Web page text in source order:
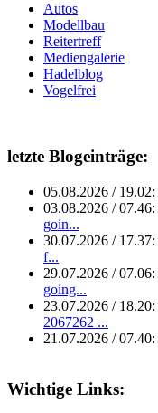
Autos
Modellbau
Reitertreff
Mediengalerie
Hadelblog
Vogelfrei
letzte Blogeinträge:
05.08.2026 / 19.02:
03.08.2026 / 07.46:
goin...
30.07.2026 / 17.37:
f...
29.07.2026 / 07.06:
going...
23.07.2026 / 18.20:
2067262 ...
21.07.2026 / 07.40:
Wichtige Links: